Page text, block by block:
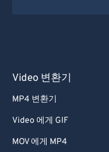
Video 변환기
MP4 변환기
Video 에게 GIF
MOV 에게 MP4